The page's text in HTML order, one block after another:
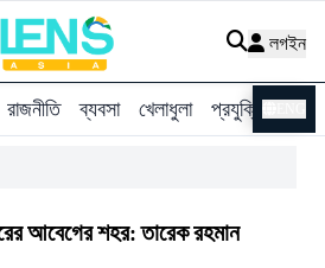
লগইন
রাজনীতি ব্যবসা খেলাধুলা প্রযুক্তি
আবেগের শহর: তারেক রহমান